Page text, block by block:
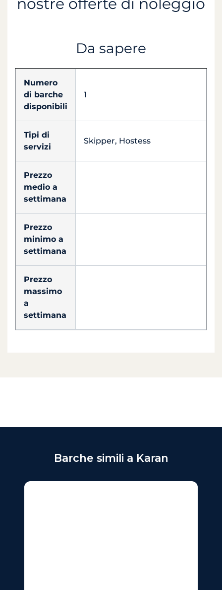
nostre offerte di noleggio
Da sapere
Numero
di barche
disponibili
1
Tipi di
servizi
Skipper, Hostess
Prezzo
medio a
settimana
Prezzo
minimo a
settimana
Prezzo
massimo
a
settimana
Barche simili a Karan